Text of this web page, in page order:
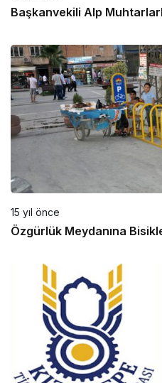
Başkanvekili Alp
15 yıl önce
Özgürlük Meydanına